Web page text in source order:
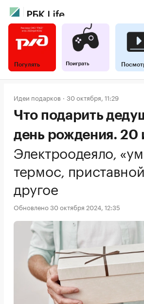
Погулять
Идеи подарков 30 октября, 11:29
Что подарить
день рождения. 20
Электроодеяло,
термос,
другое
Обновлено 30 октября 2024, 12:35